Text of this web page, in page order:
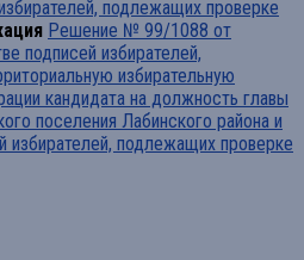
подлежащих проверке
Решение № 99/1088 от
подписей избирателей,
избирательную
кандидата на должность главы
поселения Лабинского района и
избирателей, подлежащих проверке